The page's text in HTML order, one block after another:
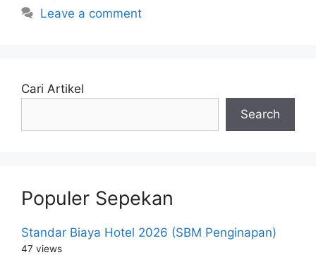
Leave a comment
Cari Artikel
Search
Populer Sepekan
Standar Biaya Hotel 2026 (SBM Penginapan)
47 views